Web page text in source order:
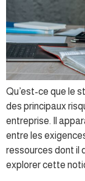
Qu’est-ce que le
des principaux
entreprise. Il
entre les
ressources dont il
explorer cette